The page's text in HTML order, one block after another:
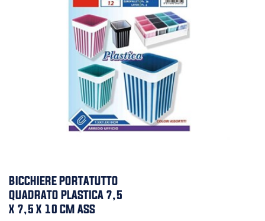
BICCHIERE PORTATUTTO
QUADRATO PLASTICA 7,5
X 7,5 X 10 CM ASS